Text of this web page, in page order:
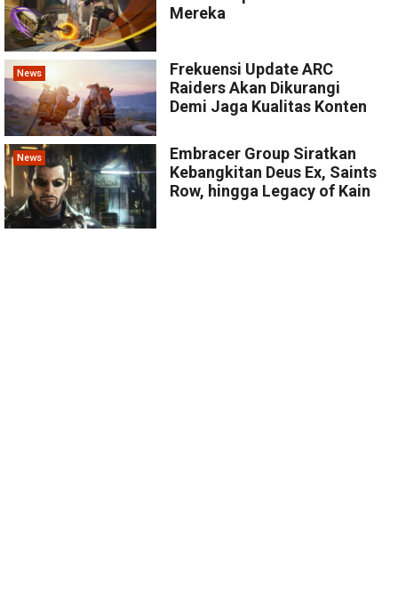
Mereka
News
Frekuensi Update ARC
Raiders Akan Dikurangi
Demi Jaga Kualitas Konten
News
Embracer Group Siratkan
Kebangkitan Deus Ex, Saints
Row, hingga Legacy of Kain